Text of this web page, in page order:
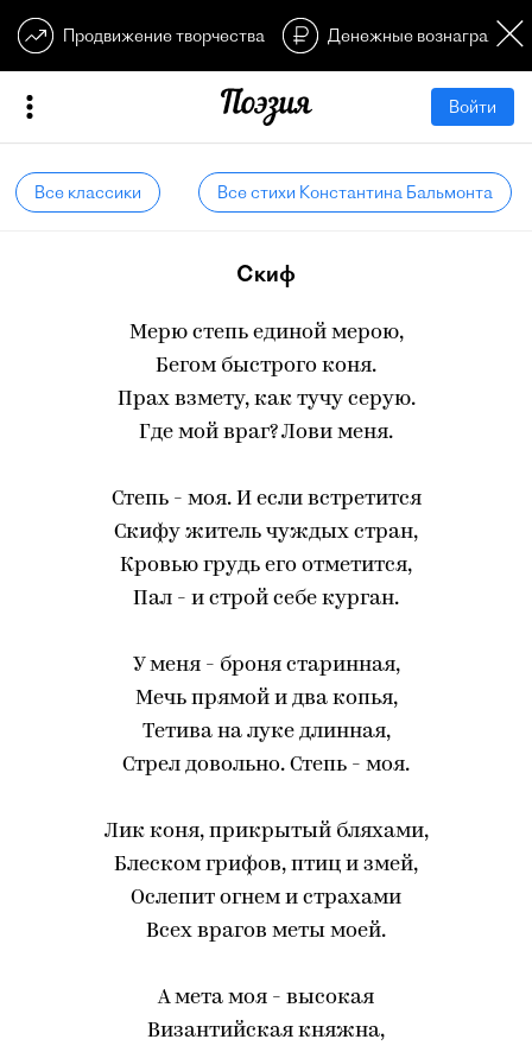
Продвижение творчества Денежные
Войти
Все классики Все стихи Константина Бальмонта
Скиф
Мерю степь единой мерою,
Бегом быстрого коня.
Прах взмету, как тучу серую.
Где мой враг? Лови меня.
Степь - моя. И если встретится
Скифу житель чуждых стран,
Кровью грудь его отметится,
Пал - и строй себе курган.
У меня - броня старинная,
Мечь прямой и два копья,
Тетива на луке длинная,
Стрел довольно. Степь - моя.
Лик коня, прикрытый бляхами,
Блеском грифов, птиц и змей,
Ослепит огнем и страхами
Всех врагов меты моей.
А мета моя - высокая
Византийская княжна,